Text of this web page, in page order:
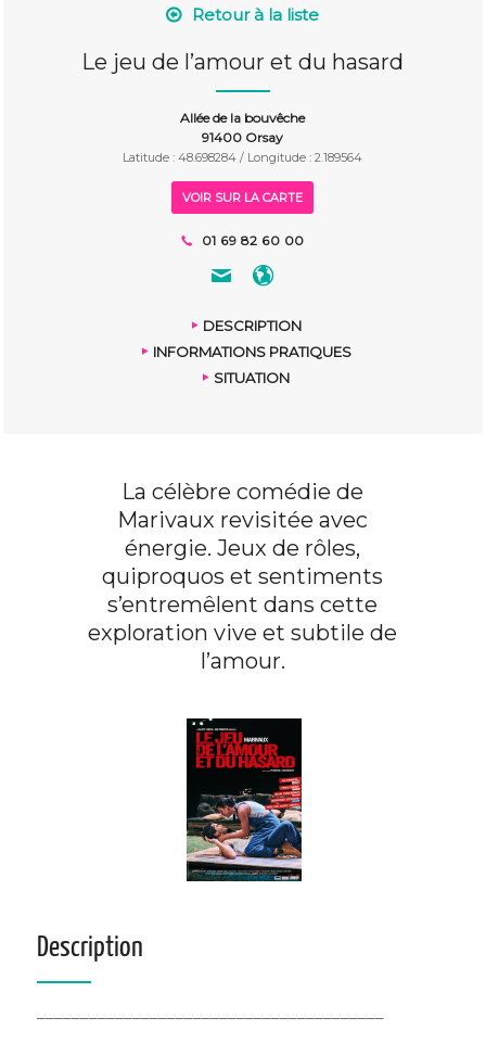
Retour à la liste
Le jeu de l’amour et du hasard
Allée de la bouvêche
91400 Orsay
Latitude : 48.698284 / Longitude : 2.189564
VOIR SUR LA CARTE
01 69 82 60 00
DESCRIPTION
INFORMATIONS PRATIQUES
SITUATION
La célèbre comédie de
Marivaux revisitée avec
énergie. Jeux de rôles,
quiproquos et sentiments
s’entremêlent dans cette
exploration vive et subtile de
l’amour.
Description